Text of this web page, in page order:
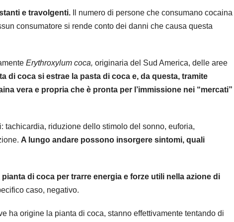
e travolgenti. Il numero di persone che consumano cocaina
consumatore si rende conto dei danni che causa questa
Erythroxylum coca, originaria del Sud America, delle aree
di coca si estrae la pasta di coca e, da questa, tramite
vera e propria che è pronta per l’immissione nei “mercati”
tachicardia, riduzione dello stimolo del sonno, euforia,
A lungo andare possono insorgere sintomi, quali
di coca per trarre energia e forze utili nella azione di
caso, negativo.
ha origine la pianta di coca, stanno effettivamente tentando di